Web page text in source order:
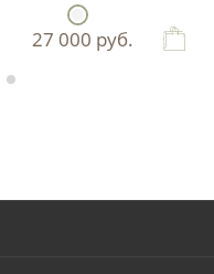
27 000 руб.